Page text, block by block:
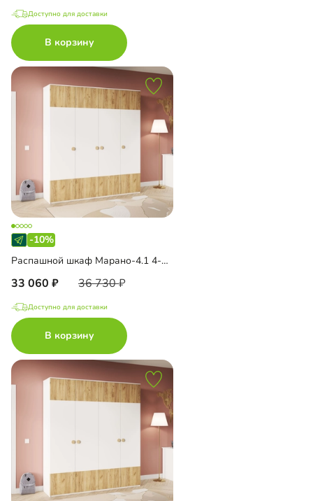
Доступно для доставки
В корзину
-10%
Распашной шкаф Марано-4.1 4-дверный
33 060 36 730
Доступно для доставки
В корзину